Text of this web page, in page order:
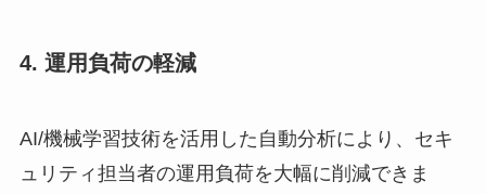
4. 運用負荷の軽減
AI/機械学習技術を活用した自動分析により、セキ
ュリティ担当者の運用負荷を大幅に削減できま